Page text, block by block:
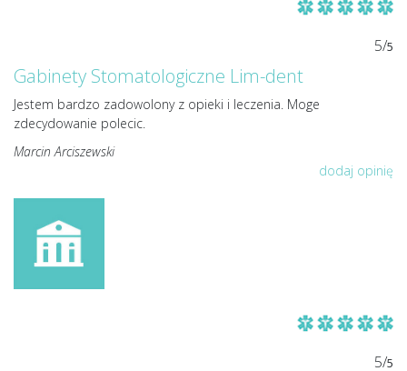
5/5
Gabinety Stomatologiczne Lim-dent
Jestem bardzo zadowolony z opieki i leczenia. Moge
zdecydowanie polecic.
Marcin Arciszewski
dodaj opinię
5/5